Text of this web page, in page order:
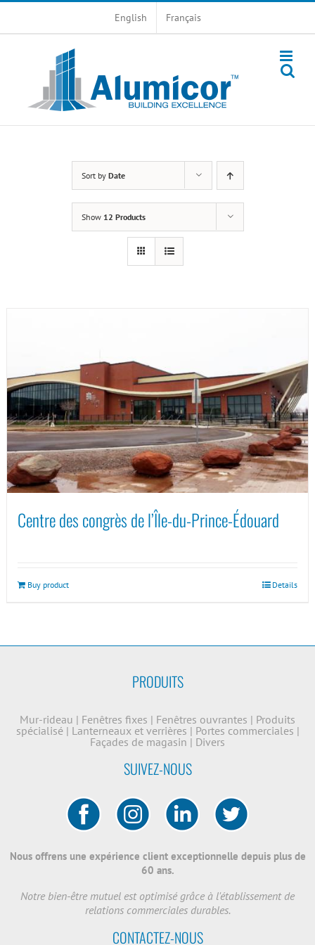
English Français
Sort by Date
Show 12 Products
Centre des congrès de l’Île-du-Prince-Édouard
Buy product Details
PRODUITS
Mur-rideau | Fenêtres fixes | Fenêtres ouvrantes | Produits
spécialisé | Lanterneaux et verrières | Portes commerciales |
Façades de magasin | Divers
SUIVEZ-NOUS
Nous offrens une expérience client exceptionnelle depuis plus de
60 ans.
Notre bien-être mutuel est optimisé grâce à l'établissement de
relations commerciales durables.
CONTACTEZ-NOUS